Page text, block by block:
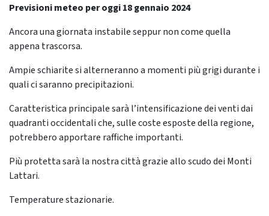
Previsioni meteo per oggi 18 gennaio 2024
Ancora una giornata instabile seppur non come quella
appena trascorsa.
Ampie schiarite si alterneranno a momenti più grigi durante i
quali ci saranno precipitazioni.
Caratteristica principale sarà l’intensificazione dei venti dai
quadranti occidentali che, sulle coste esposte della regione,
potrebbero apportare raffiche importanti.
Più protetta sarà la nostra città grazie allo scudo dei Monti
Lattari.
Temperature stazionarie.